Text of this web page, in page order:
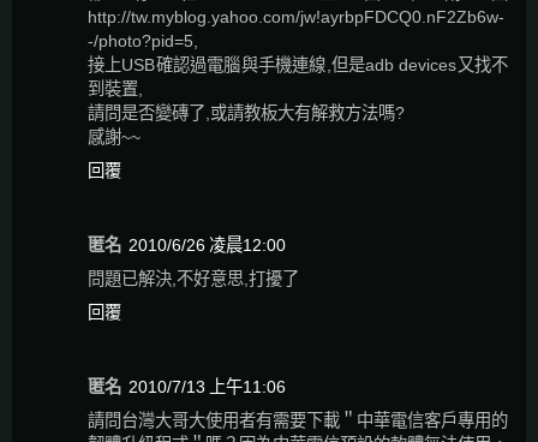
http://tw.myblog.yahoo.com/jw!ayrbpFDCQ0.nF2Zb6w-
-/photo?pid=5,
接上USB確認過電腦與手機連線,但是adb devices又找不
到裝置,
請問是否變磚了,或請教板大有解救方法嗎?
感謝~~
回覆
匿名 2010/6/26 凌晨12:00
問題已解決,不好意思,打擾了
回覆
匿名 2010/7/13 上午11:06
請問台灣大哥大使用者有需要下載＂中華電信客戶專用的